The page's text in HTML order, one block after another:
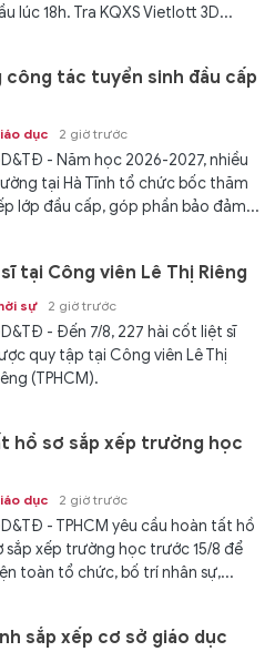
lúc 18h. Tra KQXS Vietlott 3D...
tác tuyển sinh đầu cấp
dục 2 giờ trước
- Năm học 2026-2027, nhiều
tại Hà Tĩnh tổ chức bốc thăm
lớp đầu cấp, góp phần bảo đảm...
tại Công viên Lê Thị Riêng
sự 2 giờ trước
- Đến 7/8, 227 hài cốt liệt sĩ
quy tập tại Công viên Lê Thị
(TPHCM).
hồ sơ sắp xếp trường học
dục 2 giờ trước
- TPHCM yêu cầu hoàn tất hồ
sắp xếp trường học trước 15/8 để
toàn tổ chức, bố trí nhân sự,...
sắp xếp cơ sở giáo dục